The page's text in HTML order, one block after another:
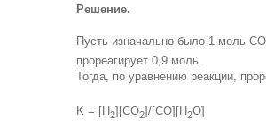
Решение.
Пусть изначально было 1 моль
прореагирует 0,9 моль.
Тогда, по уравнению реакции,
K = [H2][CO2]/[CO][H2O]